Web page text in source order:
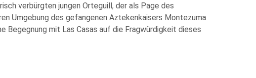
verbürgten jungen Orteguill, der als Page des
Umgebung des gefangenen Aztekenkaisers Montezuma
Begegnung mit Las Casas auf die Fragwürdigkeit dieses